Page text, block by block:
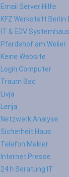
Email Server Hilfe
KFZ Werkstatt Berlin
IT & EDV
Pferdehof am Weiler
Keine Website
Login Computer
Traum Bad
Livja
Lenja
Netzwerk Analyse
Sicherheit Haus
Telefon Makler
Internet Presse
24 h Beratung IT